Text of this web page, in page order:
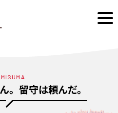
。留守は頼んだ。